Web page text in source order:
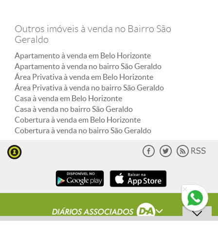
Outros imóveis à venda no Bairro São
Geraldo
Apartamento à venda em Belo Horizonte
Apartamento à venda no bairro São Geraldo
Área Privativa à venda em Belo Horizonte
Área Privativa à venda no bairro São Geraldo
Casa à venda em Belo Horizonte
Casa à venda no bairro São Geraldo
Cobertura à venda em Belo Horizonte
Cobertura à venda no bairro São Geraldo